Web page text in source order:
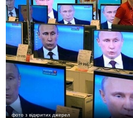
фото з відкритих джерел